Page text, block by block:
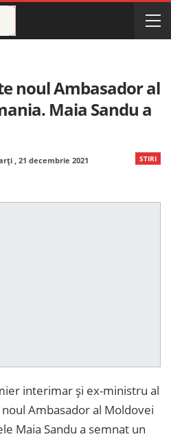
noul Ambasador al
Maia Sandu a
STIRI
, 21 decembrie 2021
interimar și ex-ministru al
Ambasador al Moldovei
Maia Sandu a semnat un